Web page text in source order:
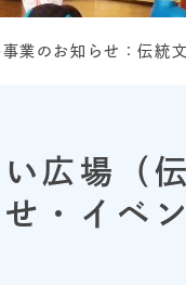
事業のお知らせ：伝統
広場（
・イベ